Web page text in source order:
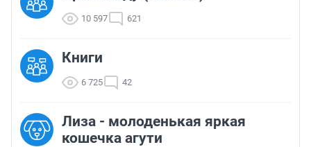
10 597 621
Книги
6 725 42
Лиза - молоденькая яркая
кошечка агути